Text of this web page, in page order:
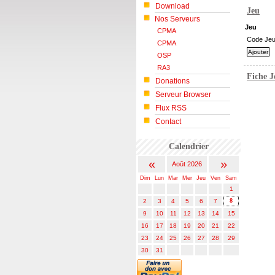
Download
Nos Serveurs
CPMA
CPMA
OSP
RA3
Donations
Serveur Browser
Flux RSS
Contact
Calendrier
« Août 2026 »
Dim Lun Mar Mer Jeu Ven Sam
1
2
3 4 5 6 7 8
9 10 11 12 13 14
15
16
17 18 19 20 21
22
23
24 25 26 27 28
29
30
31
Jeu
Jeu
Code Jeu
Fiche